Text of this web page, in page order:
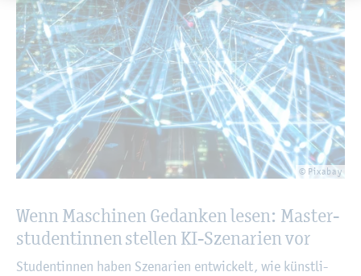
© Pixa­bay
Wenn Ma­schi­nen Ge­dan­ken lesen: Mas­ter­
stu­den­tin­nen stel­len KI-Sze­na­ri­en vor
Stu­den­tin­nen haben Sze­na­ri­en ent­wi­ckelt, wie künst­li­